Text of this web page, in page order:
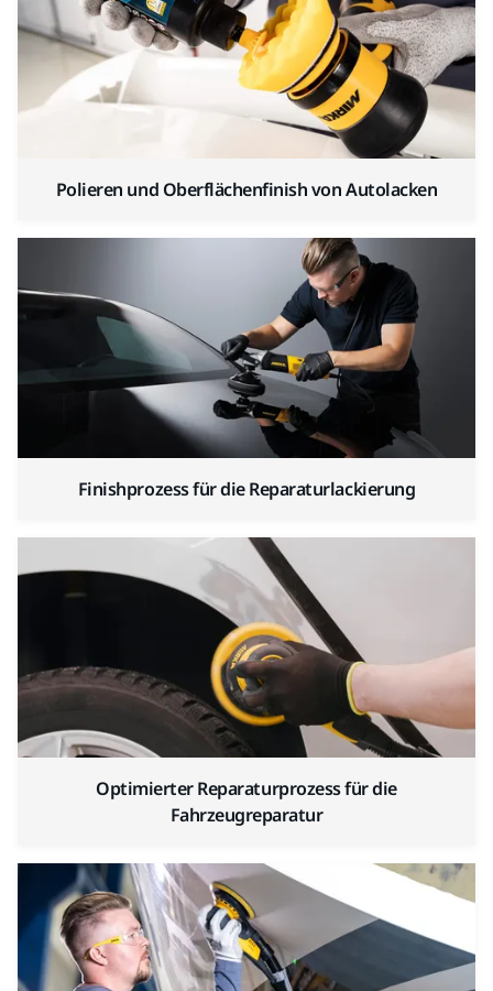
Polieren und Oberflächenfinish von Autolacken
Finishprozess für die Reparaturlackierung
Optimierter Reparaturprozess für die
Fahrzeugreparatur